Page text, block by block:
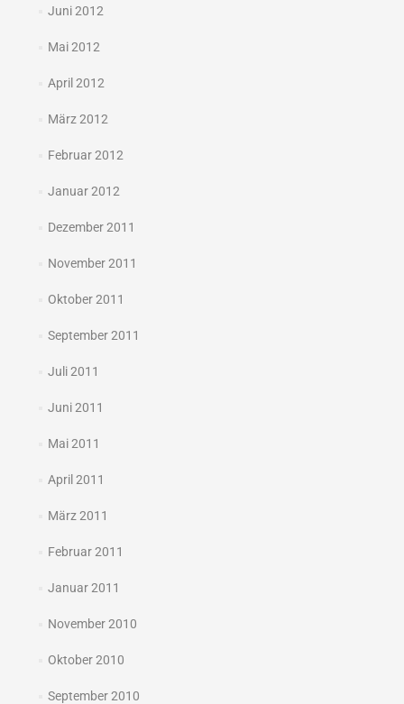
Juni 2012
Mai 2012
April 2012
März 2012
Februar 2012
Januar 2012
Dezember 2011
November 2011
Oktober 2011
September 2011
Juli 2011
Juni 2011
Mai 2011
April 2011
März 2011
Februar 2011
Januar 2011
November 2010
Oktober 2010
September 2010